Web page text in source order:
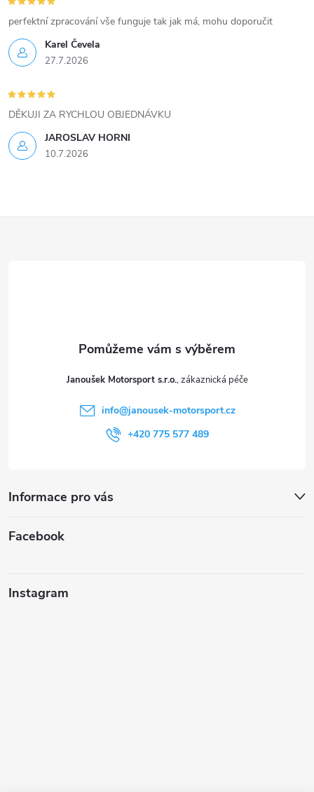
v
ý
p
i
s
u
Karel Čevela
27.7.2026
perfektní zpracování vše funguje tak jak má, mohu doporučit
JAROSLAV HORNI
10.7.2026
DĚKUJI ZA RYCHLOU OBJEDNÁVKU
Janoušek Motorsport s.r.o.
info@janousek-motorsport.cz
+420 775 577 489
Informace pro vás
Facebook
Instagram